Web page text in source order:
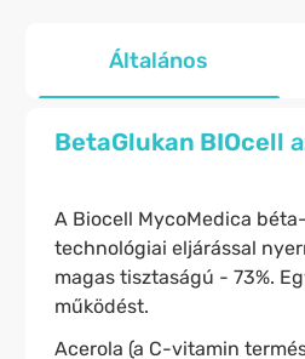
Általános
BetaGlukan BIOcell
A Biocell MycoMedica
technológiai eljárással
magas tisztaságú - 73%.
működést.
Acerola (a C-vitamin